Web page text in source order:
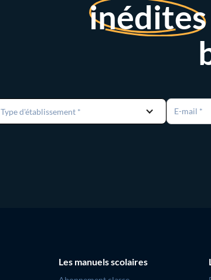
inédites
Type d'établissement *
Les manuels scolaires